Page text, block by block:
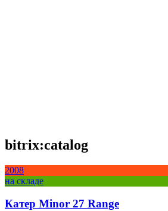
bitrix:catalog
2008
на складе
Катер Minor 27 Range